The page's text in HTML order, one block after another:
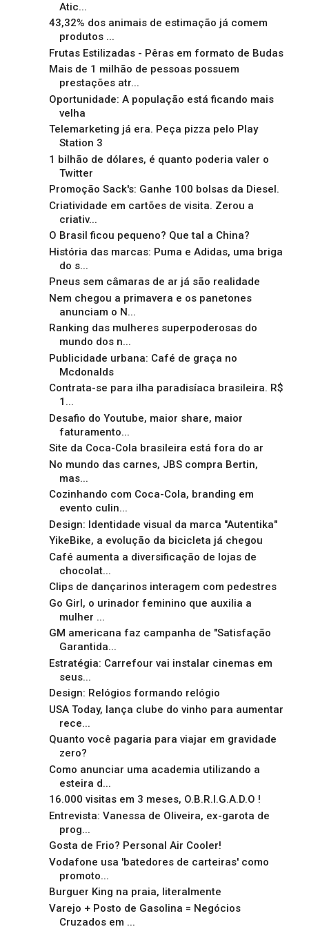
Atic...
43,32% dos animais de estimação já comem
produtos ...
Frutas Estilizadas - Pêras em formato de Budas
Mais de 1 milhão de pessoas possuem
prestações atr...
Oportunidade: A população está ficando mais
velha
Telemarketing já era. Peça pizza pelo Play
Station 3
1 bilhão de dólares, é quanto poderia valer o
Twitter
Promoção Sack's: Ganhe 100 bolsas da Diesel.
Criatividade em cartões de visita. Zerou a
criativ...
O Brasil ficou pequeno? Que tal a China?
História das marcas: Puma e Adidas, uma briga
do s...
Pneus sem câmaras de ar já são realidade
Nem chegou a primavera e os panetones
anunciam o N...
Ranking das mulheres superpoderosas do
mundo dos n...
Publicidade urbana: Café de graça no
Mcdonalds
Contrata-se para ilha paradisíaca brasileira. R$
1...
Desafio do Youtube, maior share, maior
faturamento...
Site da Coca-Cola brasileira está fora do ar
No mundo das carnes, JBS compra Bertin,
mas...
Cozinhando com Coca-Cola, branding em
evento culin...
Design: Identidade visual da marca "Autentika"
YikeBike, a evolução da bicicleta já chegou
Café aumenta a diversificação de lojas de
chocolat...
Clips de dançarinos interagem com pedestres
Go Girl, o urinador feminino que auxilia a
mulher ...
GM americana faz campanha de "Satisfação
Garantida...
Estratégia: Carrefour vai instalar cinemas em
seus...
Design: Relógios formando relógio
USA Today, lança clube do vinho para aumentar
rece...
Quanto você pagaria para viajar em gravidade
zero?
Como anunciar uma academia utilizando a
esteira d...
16.000 visitas em 3 meses, O.B.R.I.G.A.D.O !
Entrevista: Vanessa de Oliveira, ex-garota de
prog...
Gosta de Frio? Personal Air Cooler!
Vodafone usa 'batedores de carteiras' como
promoto...
Burguer King na praia, literalmente
Varejo + Posto de Gasolina = Negócios
Cruzados em ...